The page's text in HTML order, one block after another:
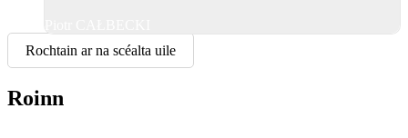
Rochtain ar na scéalta uile
Roinn